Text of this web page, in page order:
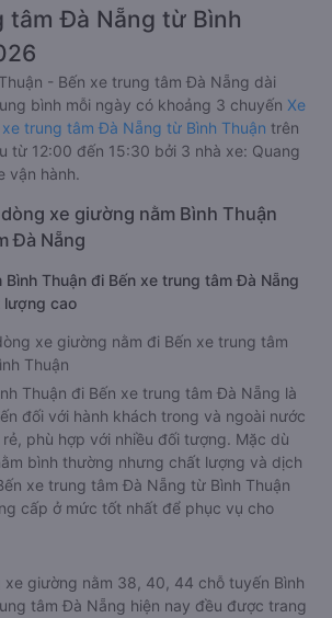
tâm Đà Nẵng từ Bình
- Bến xe trung tâm Đà Nẵng dài
bình mỗi ngày có khoảng 3 chuyến Xe
trung tâm Đà Nẵng từ Bình Thuận trên
từ 12:00 đến 15:30 bởi 3 nhà xe: Quang
vận hành.
xe giường nằm Bình Thuận
Đà Nẵng
Thuận đi Bến xe trung tâm Đà Nẵng
lượng cao
xe giường nằm đi Bến xe trung tâm
Thuận
Thuận đi Bến xe trung tâm Đà Nẵng là
đối với hành khách trong và ngoài nước
phù hợp với nhiều đối tượng. Mặc dù
bình thường nhưng chất lượng và dịch
xe trung tâm Đà Nẵng từ Bình Thuận
cấp ở mức tốt nhất để phục vụ cho
xe giường nằm 38, 40, 44 chỗ tuyến Bình
tâm Đà Nẵng hiện nay đều được trang